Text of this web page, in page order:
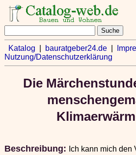
Katalog bauratgeber24.de|
Nutzung/Datenschutzerklärung
Die
Beschreibung: Ich kann mich den